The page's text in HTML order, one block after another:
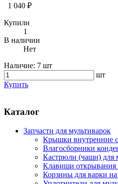
1 040 ₽
Купили
1
В наличии
Нет
Наличие: 7 шт
шт
Купить
Каталог
Запчасти для мультиварок
Крышки внутренние
Влагосборники
Кастрюли (чаши) для
Клавиши открывания
Корзины для варки